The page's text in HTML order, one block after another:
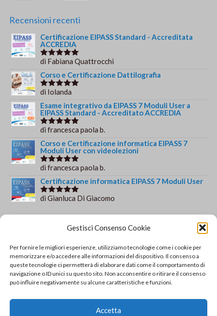
Gestisci Consenso Cookie
Per fornire le migliori esperienze, utilizziamo tecnologie come i cookie per
memorizzare e/o accedere alle informazioni del dispositivo. Il consenso a
queste tecnologie ci permetterà di elaborare dati come il comportamento di
navigazione o ID unici su questo sito. Non acconsentire o ritirare il consenso
può influire negativamente su alcune caratteristiche e funzioni.
Accetta
originale
€69.00.€49.00.
Recensioni recenti
Certificazione EIPASS Standard - Accreditata
ACCREDIA
Valutato5
di Fabiana Quattrocchi
Corso e Certificazione Dattilografia
Valutato5
di Iolanda
Esame integrativo da EIPASS 7 Moduli User a
EIPASS Standard - Accreditato ACCREDIA
Valutato5
di francesca paola b.
Corso e Certificazione informatica EIPASS 7
Moduli User con videolezioni
Valutato5
di francesca paola b.
Certificazione informatica EIPASS 7 Moduli User
Valutato5
di Gianluca Di Giacomo
84013 Cava de' Tirreni
+39 329 952 9244
info@solsisacademy.it
Lun-Ven: 09:30-18:30, Sab: 10:00-12:00
Pausa pranzo: 13:30-15:30